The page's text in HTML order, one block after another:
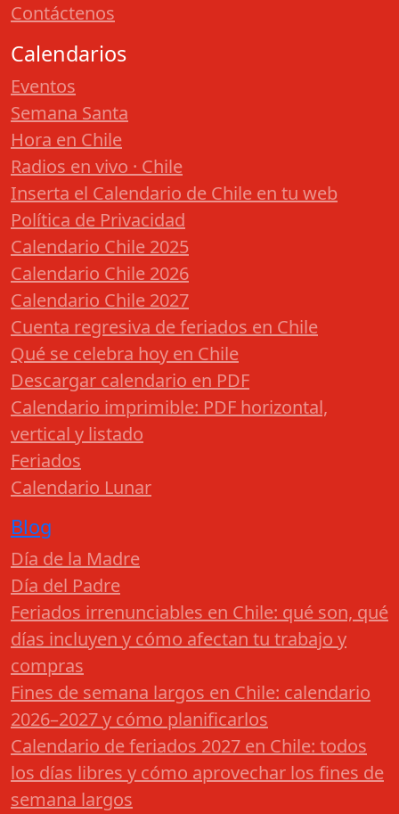
Contáctenos
Calendarios
Eventos
Semana Santa
Hora en Chile
Radios en vivo · Chile
Inserta el Calendario de Chile en tu web
Política de Privacidad
Calendario Chile 2025
Calendario Chile 2026
Calendario Chile 2027
Cuenta regresiva de feriados en Chile
Qué se celebra hoy en Chile
Descargar calendario en PDF
Calendario imprimible: PDF horizontal,
vertical y listado
Feriados
Calendario Lunar
Blog
Día de la Madre
Día del Padre
Feriados irrenunciables en Chile: qué son, qué
días incluyen y cómo afectan tu trabajo y
compras
Fines de semana largos en Chile: calendario
2026–2027 y cómo planificarlos
Calendario de feriados 2027 en Chile: todos
los días libres y cómo aprovechar los fines de
semana largos